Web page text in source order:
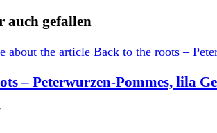
auch gefallen
– Peterwurzen-Pommes, lila